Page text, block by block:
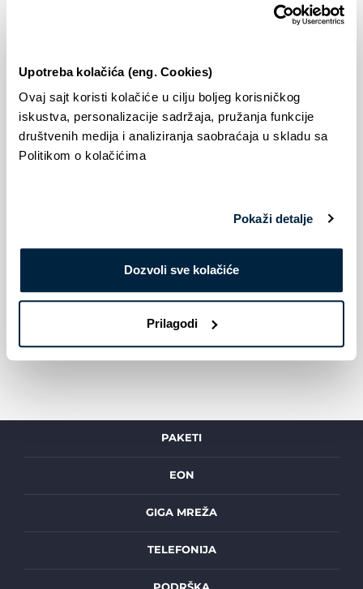
Upotreba kolačića (eng. Cookies)
Ovaj sajt koristi kolačiće u cilju boljeg korisničkog
iskustva, personalizacije sadržaja, pružanja funkcije
društvenih medija i analiziranja saobraćaja u skladu sa
Politikom o kolačićima
Pokaži detalje
Dozvoli sve kolačiće
Prilagodi
info@sbb.rs,
putem broja telefona 19900.
Nakon što se prijaviš za priključenje, možeš
očekivati poziv našeg instalatera u vezi
zakazivanja termina instalacije. Ugovor
PAKETI
EON
GIGA MREŽA
TELEFONIJA